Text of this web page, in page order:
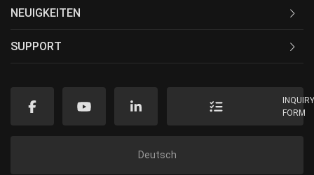
NEUIGKEITEN
SUPPORT
FORM
Deutsch